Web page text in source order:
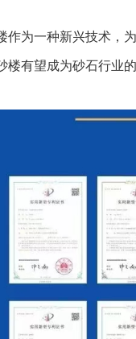
为一种新兴技术，
有望成为砂石行业